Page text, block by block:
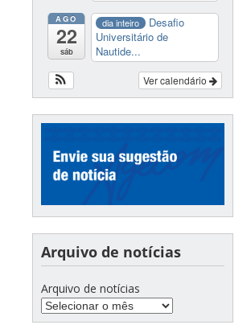
AGO
22
sáb
dia inteiro
Desafio
Universitário de
Nautide...
Ver calendário
Arquivo de notícias
Arquivo de notícias